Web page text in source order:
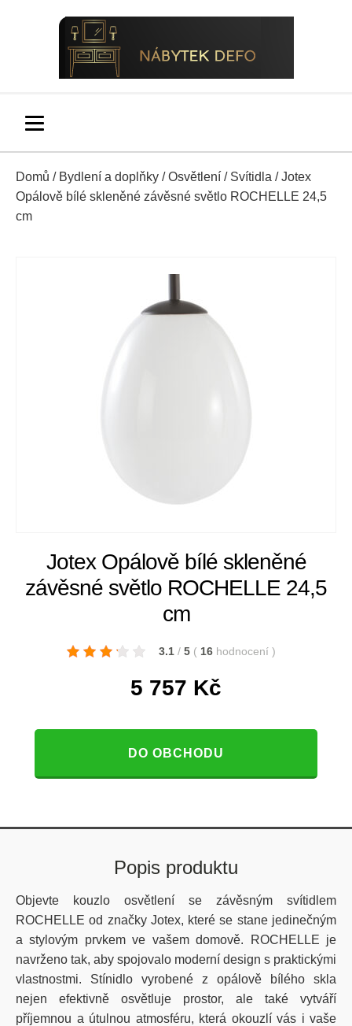
Domů / Bydlení a doplňky /Osvětlení / Svítidla / Jotex
Opálově bílé skleněné závěsné světlo ROCHELLE 24,5
cm
Jotex Opálově bílé skleněné
závěsné světlo ROCHELLE 24,5
cm
3.1 / 5 ( 16 hodnocení )
5 757 Kč
DO OBCHODU
Popis produktu
Objevte kouzlo osvětlení se závěsným svítidlem
ROCHELLE od značky Jotex, které se stane jedinečným
a stylovým prvkem ve vašem domově. ROCHELLE je
navrženo tak, aby spojovalo moderní design s praktickými
vlastnostmi. Stínidlo vyrobené z opálově bílého skla
nejen efektivně osvětluje prostor, ale také vytváří
příjemnou a útulnou atmosféru, která okouzlí vás i vaše